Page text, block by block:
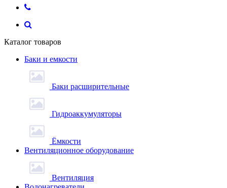
Каталог товаров
Баки и емкости
Баки расширительные
Гидроаккумуляторы
Ёмкости
Вентиляционное оборудование
Вентиляция